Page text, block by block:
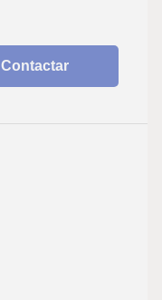
Contactar